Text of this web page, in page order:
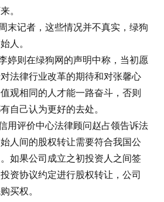
。
记者，这些情况并不真实，绿狗
人。
则在绿狗网的声明中称，当初愿
法律行业改革的期待和对张馨心
观相同的人才能一路奋斗，否则
自己认为更好的去处。
评价中心法律顾问赵占领告诉法
人间的股权转让需要符合我国公
如果公司成立之初投资人之间签
资协议约定进行股权转让，公司
买权。